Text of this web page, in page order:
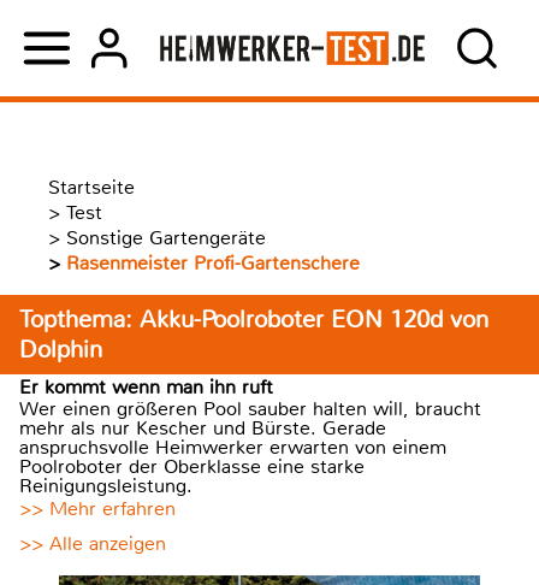
Startseite
> Test
> Sonstige Gartengeräte
> Rasenmeister Profi-Gartenschere
Topthema: Akku-Poolroboter EON 120d von
Dolphin
Er kommt wenn man ihn ruft
Wer einen größeren Pool sauber halten will, braucht
mehr als nur Kescher und Bürste. Gerade
anspruchsvolle Heimwerker erwarten von einem
Poolroboter der Oberklasse eine starke
Reinigungsleistung.
>> Mehr erfahren
>> Alle anzeigen